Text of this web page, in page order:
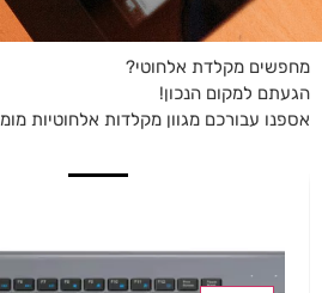
מחפשים מקלדת אלחוטי?
הגעתם למקום הנכון!
אספנו עבורכם מגוון מקלדות אלחוטיות